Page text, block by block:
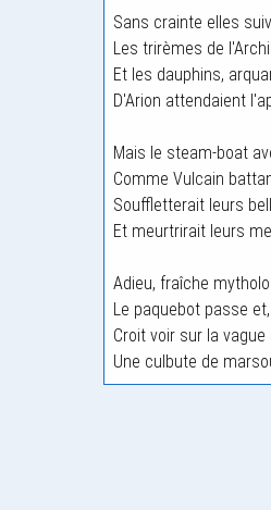
Sans crainte elles
Les trirèmes de
Et les dauphins,
D'Arion attendaient
Mais le steam-boat
Comme Vulcain
Souffletterait leurs
Et meurtrirait leurs
Adieu, fraîche
Le paquebot passe
Croit voir sur la vague
Une culbute de